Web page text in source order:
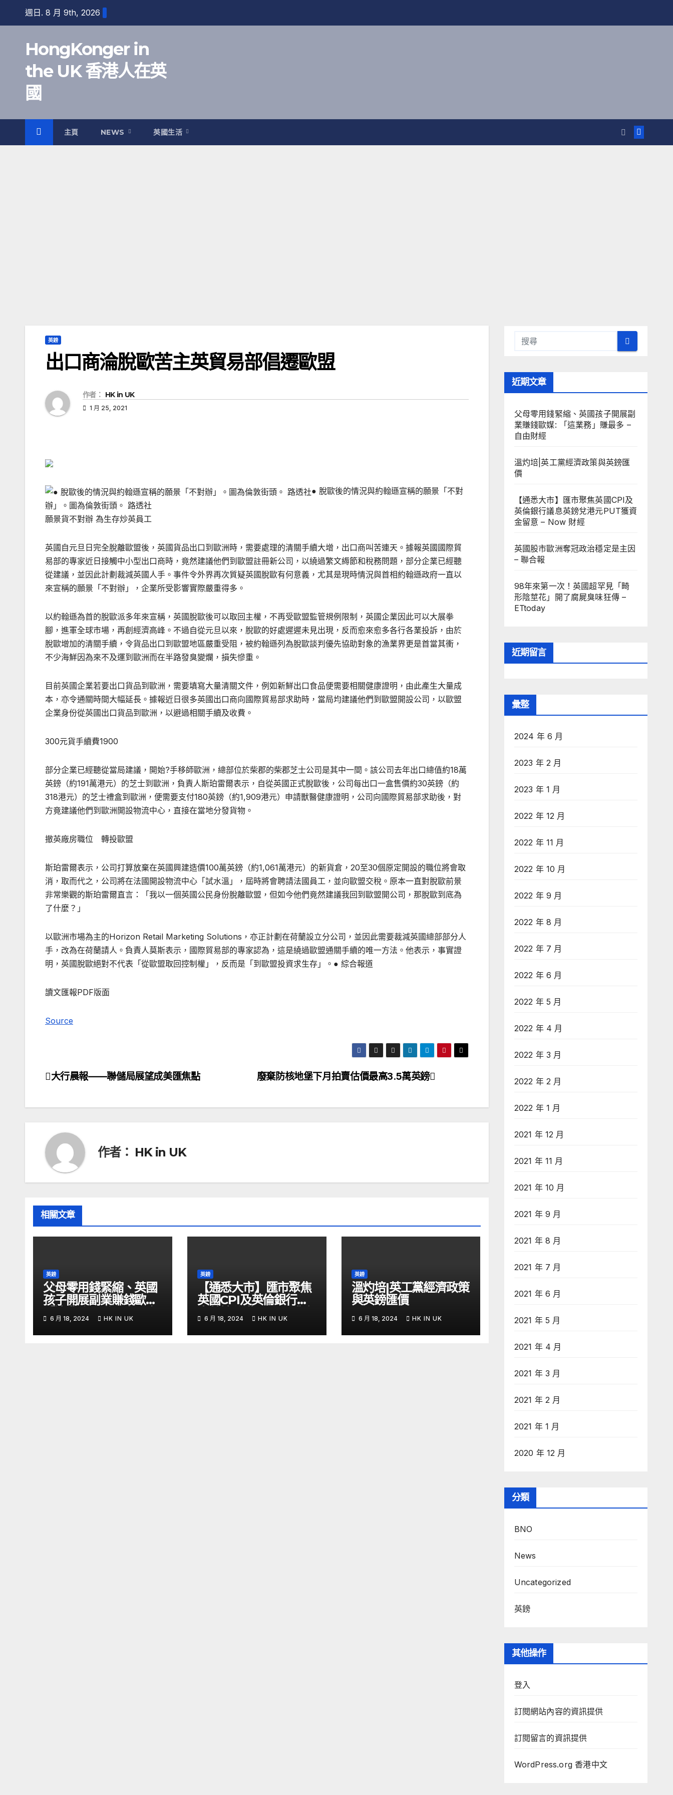
週日. 8 月 9th, 2026
HongKonger in
the UK 香港人在英
國
主頁 NEWS 英國生活
英鎊
出口商淪脫歐苦主英貿易部倡遷歐盟
作者： HK in UK
1 月 25, 2021
● 脫歐後的情況與約翰遜宣稱的願景「不對
辦」。圖為倫敦街頭。 路透社
願景貨不對辦 為生存炒英員工
英國自元旦日完全脫離歐盟後，英國貨品出口到歐洲時，需要處理的清關手續大增，出口商叫苦連天。據報英國國際貿
易部的專家近日接觸中小型出口商時，竟然建議他們到歐盟註冊新公司，以繞過繁文縟節和稅務問題，部分企業已經聽
從建議，並因此計劃裁減英國人手。事件令外界再次質疑英國脫歐有何意義，尤其是現時情況與首相約翰遜政府一直以
來宣稱的願景「不對辦」，企業所受影響實際嚴重得多。
以約翰遜為首的脫歐派多年來宣稱，英國脫歐後可以取回主權，不再受歐盟監管規例限制，英國企業因此可以大展拳
腳，進軍全球市場，再創經濟高峰。不過自從元旦以來，脫歐的好處遲遲未見出現，反而愈來愈多各行各業投訴，由於
脫歐增加的清關手續，令貨品出口到歐盟地區嚴重受阻，被約翰遜列為脫歐談判優先協助對象的漁業界更是首當其衝，
不少海鮮因為來不及運到歐洲而在半路發臭變爛，損失慘重。
目前英國企業若要出口貨品到歐洲，需要填寫大量清關文件，例如新鮮出口食品便需要相關健康證明，由此產生大量成
本，亦令通關時間大幅延長。據報近日很多英國出口商向國際貿易部求助時，當局均建議他們到歐盟開設公司，以歐盟
企業身份從英國出口貨品到歐洲，以避過相關手續及收費。
300元貨手續費1900
部分企業已經聽從當局建議，開始?手移師歐洲，總部位於柴郡的柴郡芝士公司是其中一間。該公司去年出口總值約18萬
英鎊（約191萬港元）的芝士到歐洲，負責人斯珀雷爾表示，自從英國正式脫歐後，公司每出口一盒售價約30英鎊（約
318港元）的芝士禮盒到歐洲，便需要支付180英鎊（約1,909港元）申請獸醫健康證明，公司向國際貿易部求助後，對
方竟建議他們到歐洲開設物流中心，直接在當地分發貨物。
撤英廠房職位 轉投歐盟
斯珀雷爾表示，公司打算放棄在英國興建造價100萬英鎊（約1,061萬港元）的新貨倉，20至30個原定開設的職位將會取
消，取而代之，公司將在法國開設物流中心「試水溫」，屆時將會聘請法國員工，並向歐盟交稅。原本一直對脫歐前景
非常樂觀的斯珀雷爾直言：「我以一個英國公民身份脫離歐盟，但如今他們竟然建議我回到歐盟開公司，那脫歐到底為
了什麼？」
以歐洲市場為主的Horizon Retail Marketing Solutions，亦正計劃在荷蘭設立分公司，並因此需要裁減英國總部部分人
手，改為在荷蘭請人。負責人莫斯表示，國際貿易部的專家認為，這是繞過歐盟通關手續的唯一方法。他表示，事實證
明，英國脫歐絕對不代表「從歐盟取回控制權」，反而是「到歐盟投資求生存」。● 綜合報道
讀文匯報PDF版面
Source
文
覽
廢棄防核地堡下月拍賣估價最高3.5萬英鎊
大行晨報——聯儲局展望成美匯焦點
作者： HK in UK
相關文章
英鎊
父母零用錢緊縮、英國
孩子開展副業賺錢歐媒:
「這業務」賺最多 – 自
由財經
6 月 18, 2024 HK IN UK
英鎊
【通悉大市】匯市聚焦
英國CPI及英倫銀行議
息英鎊兌港元PUT獲資
金留意 – Now 財經
6 月 18, 2024 HK IN UK
英鎊
溫灼培|英工黨經濟政策
與英鎊匯價
6 月 18, 2024 HK IN UK
近期文章
父母零用錢緊縮、英國孩子開展副
業賺錢歐媒: 「這業務」賺最多 –
自由財經
溫灼培|英工黨經濟政策與英鎊匯
價
【通悉大市】匯市聚焦英國CPI及
英倫銀行議息英鎊兌港元PUT獲資
金留意 – Now 財經
英國股市歐洲奪冠政治穩定是主因
– 聯合報
98年來第一次！英國超罕見「畸
形陰莖花」開了腐屍臭味狂傳 –
ETtoday
近期留言
彙整
2024 年 6 月
2023 年 2 月
2023 年 1 月
2022 年 12 月
2022 年 11 月
2022 年 10 月
2022 年 9 月
2022 年 8 月
2022 年 7 月
2022 年 6 月
2022 年 5 月
2022 年 4 月
2022 年 3 月
2022 年 2 月
2022 年 1 月
2021 年 12 月
2021 年 11 月
2021 年 10 月
2021 年 9 月
2021 年 8 月
2021 年 7 月
2021 年 6 月
2021 年 5 月
2021 年 4 月
2021 年 3 月
2021 年 2 月
2021 年 1 月
2020 年 12 月
分類
BNO
News
Uncategorized
英鎊
其他操作
登入
訂閱網站內容的資訊提供
訂閱留言的資訊提供
WordPress.org 香港中文